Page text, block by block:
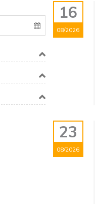
16
08/2026
23
08/2026